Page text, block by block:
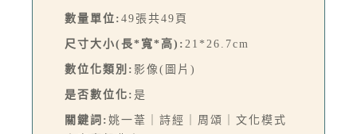
數量單位: 49張共49頁
尺寸大小(長*寬*高): 21*26.7cm
數位化類別: 影像(圖片)
是否數位化: 是
關鍵詞: 姚一葦｜詩經｜周頌｜文化模式